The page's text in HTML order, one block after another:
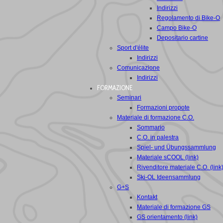
Indirizzi
Regolamento di Bike-O
Campo Bike-O
Depositario cartine
Sport d'élite
Indirizzi
Comunicazione
Indirizzi
FORMAZIONE
Seminari
Formazioni propote
Materiale di formazione C.O.
Sommario
C.O. in palestra
Spiel- und Übungssammlung
Materiale sCOOL (link)
Rivenditore materiale C.O. (link)
Ski-OL Ideensammlung
G+S
Kontakt
Materiale di formazione GS
GS orientamento (link)